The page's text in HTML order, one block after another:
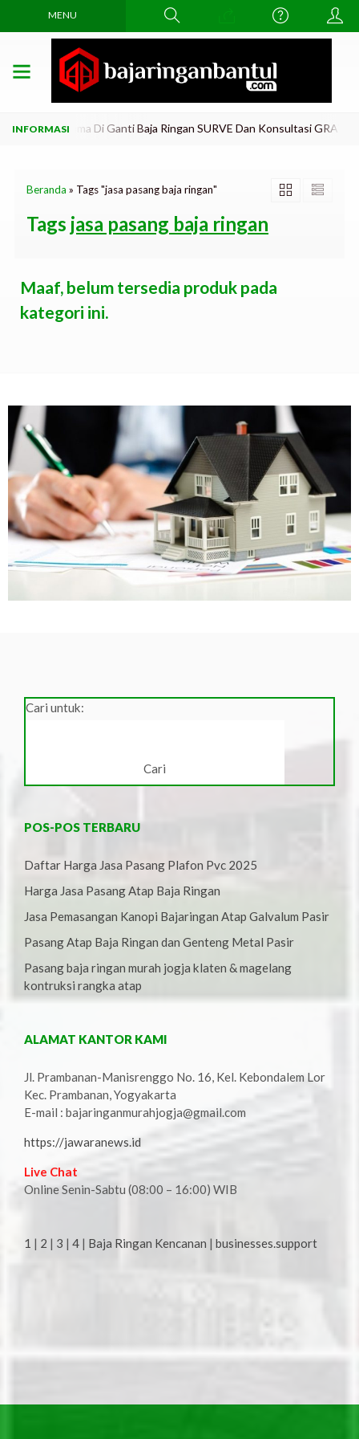
MENU
Atap Lama Di Ganti Baja Ringan SURVE Dan Konsultasi
Beranda » Tags "jasa pasang baja ringan"
Tags jasa pasang baja ringan
Maaf, belum tersedia produk pada
kategori ini.
Cari untuk:
POS-POS TERBARU
Daftar Harga Jasa Pasang Plafon Pvc 2025
Harga Jasa Pasang Atap Baja Ringan
Jasa Pemasangan Kanopi Bajaringan Atap Galvalum Pasir
Pasang Atap Baja Ringan dan Genteng Metal Pasir
Pasang baja ringan murah jogja klaten & magelang
kontruksi rangka atap
ALAMAT KANTOR KAMI
Jl. Prambanan-Manisrenggo No. 16, Kel. Kebondalem Lor
Kec. Prambanan, Yogyakarta
E-mail : bajaringanmurahjogja@gmail.com
https://jawaranews.id
Live Chat
Online Senin-Sabtu (08:00 – 16:00) WIB
1 | 2 | 3 | 4 | Baja Ringan Kencanan | businesses.support